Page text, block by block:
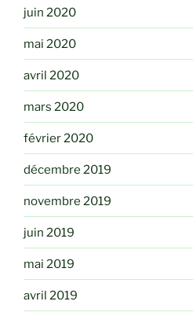
juin 2020
mai 2020
avril 2020
mars 2020
février 2020
décembre 2019
novembre 2019
juin 2019
mai 2019
avril 2019